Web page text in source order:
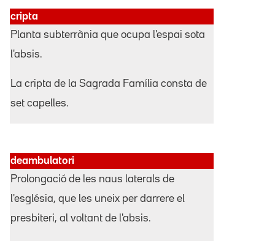
cripta
Planta subterrània que ocupa l'espai sota
l'absis.
La cripta de la Sagrada Família consta de
set capelles.
deambulatori
Prolongació de les naus laterals de
l'església, que les uneix per darrere el
presbiteri, al voltant de l'absis.